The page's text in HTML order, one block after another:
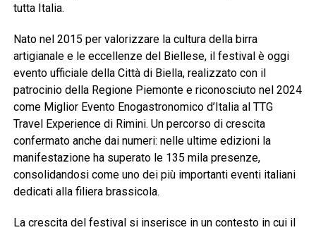
tutta Italia.
Nato nel 2015 per valorizzare la cultura della birra
artigianale e le eccellenze del Biellese, il festival è oggi
evento ufficiale della Città di Biella, realizzato con il
patrocinio della Regione Piemonte e riconosciuto nel 2024
come Miglior Evento Enogastronomico d’Italia al TTG
Travel Experience di Rimini. Un percorso di crescita
confermato anche dai numeri: nelle ultime edizioni la
manifestazione ha superato le 135 mila presenze,
consolidandosi come uno dei più importanti eventi italiani
dedicati alla filiera brassicola.
La crescita del festival si inserisce in un contesto in cui il